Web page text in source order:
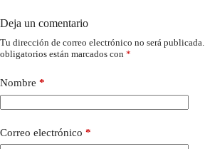
Deja un comentario
Tu dirección de correo electrónico no será publicada.
obligatorios están marcados con *
Nombre *
Correo electrónico *